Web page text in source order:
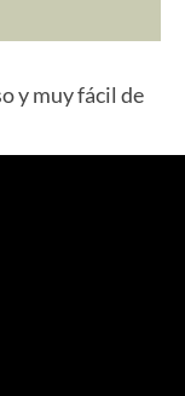
y muy fácil de